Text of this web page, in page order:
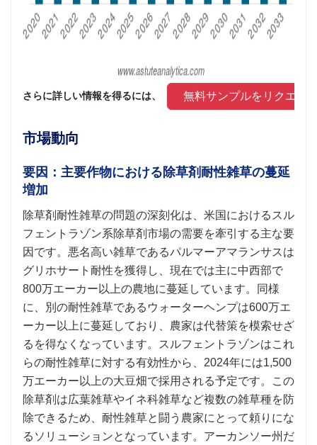
さらに詳しい情報を得るには、 無料サンプルをリクエス
市場動向
要因：主要作物における除草剤耐性雑草の蔓延
増加
除草剤耐性雑草の問題の深刻化は、米国におけるスル
フェントラゾン系除草剤市場の需要を牽引する主な要
因です。悪名高い雑草であるパルマーアマランサスは
グリホサート耐性を獲得し、現在では主に中西部で
800万エーカー以上の農地に蔓延しています。同様
に、別の耐性雑草であるウォーターヘンプは600万エ
ーカー以上に蔓延しており、農家は代替策を模索せざ
るを得なくなっています。スルフェントラゾンはこれ
らの耐性雑草に対する有効性から、2024年には1,500
万エーカー以上の大豆畑で採用される予定です。この
除草剤は広葉雑草やイネ科雑草など複数の雑草種を防
除できるため、耐性雑草と闘う農家にとって頼りにな
るソリューションとなっています。アーカンソー州だ